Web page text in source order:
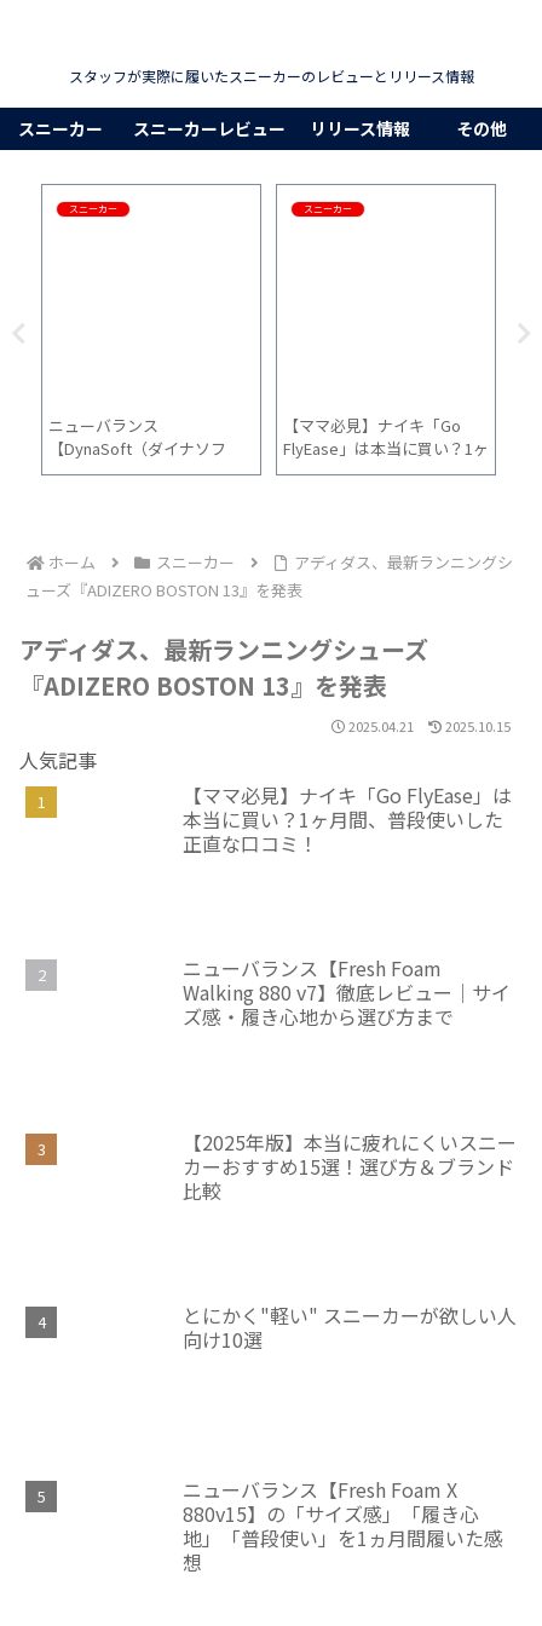
スタッフが実際に履いたスニーカーのレビューとリリース情報
スニーカー スニーカーレビュー リリース情報 その他
スニーカー
ニューバランス
【DynaSoft（ダイナソフ
ト） 900 v2】レビュー！初
スニーカー
【ママ必見】ナイキ「Go
FlyEase」は本当に買い？1ヶ
月間、普段使いした正直な口
ホーム スニーカー
アディダス、最新ランニングシ
ューズ『ADIZERO BOSTON 13』を発表
アディダス、最新ランニングシューズ
『ADIZERO BOSTON 13』を発表
2025.04.21 2025.10.15
人気記事
【ママ必見】ナイキ「Go FlyEase」は
本当に買い？1ヶ月間、普段使いした
正直な口コミ！
ニューバランス【Fresh Foam
Walking 880 v7】徹底レビュー｜サイ
ズ感・履き心地から選び方まで
【2025年版】本当に疲れにくいスニー
カーおすすめ15選！選び方＆ブランド
比較
とにかく"軽い" スニーカーが欲しい人
向け10選
ニューバランス【Fresh Foam X
880v15】の「サイズ感」「履き心
地」「普段使い」を1ヵ月間履いた感
想